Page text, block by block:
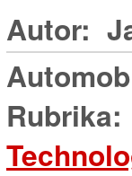
Autor:
Rubrika: